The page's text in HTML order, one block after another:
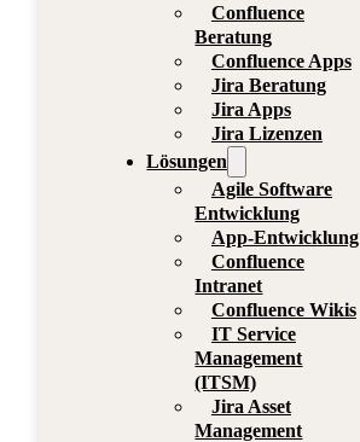
Confluence
Beratung
Confluence Apps
Jira Beratung
Jira Apps
Jira Lizenzen
Lösungen
Agile Software
Entwicklung
App-Entwicklung
Confluence
Intranet
Confluence Wikis
IT Service
Management
(ITSM)
Jira Asset
Management